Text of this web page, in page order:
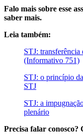
Falo mais sobre esse
saber mais.
Leia também:
STJ: transferência
(Informativo 751)
STJ: o princípio
STJ
STJ: a
plenário
Precisa falar